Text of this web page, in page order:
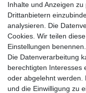
Batterieverordnung
Über uns
Garantie Paella/Allgrill
Garantie Autohome
Newsletter
Honig
Inhalte und Anzeigen
Drittanbietern
analysieren. Die
Cookies. Wir teilen
Einstellungen benennen.
Die Datenverarbeitung
berechtigten Interesses
oder abgelehnt werden.
und die Einwilligung zu